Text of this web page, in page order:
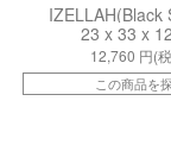
IZELLAH(Black
23 x 33 x
12,760 円(
この商品を